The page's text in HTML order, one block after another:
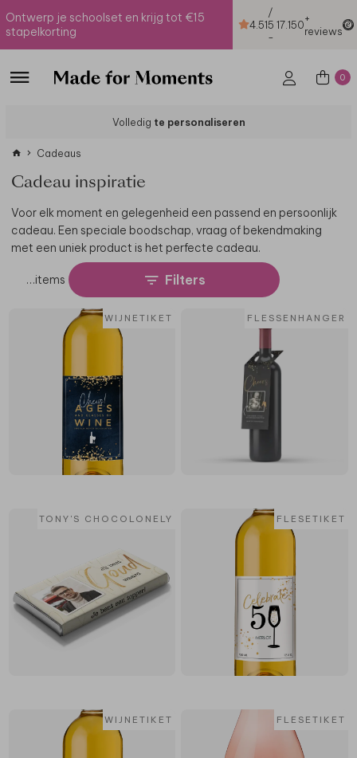
Ontwerp je schoolset en krijg tot €15
stapelkorting
4.51
/
5
-
17.150+
reviews
0
Volledig te personaliseren
Cadeaus
Cadeau inspiratie
Voor elk moment en gelegenheid een passend en persoonlijk
cadeau. Een speciale boodschap, vraag of bekendmaking
met een uniek product is het perfecte cadeau.
…items Filters
WIJNETIKET FLESSENHANGER
TONY'S CHOCOLONELY FLESETIKET
WIJNETIKET FLESETIKET